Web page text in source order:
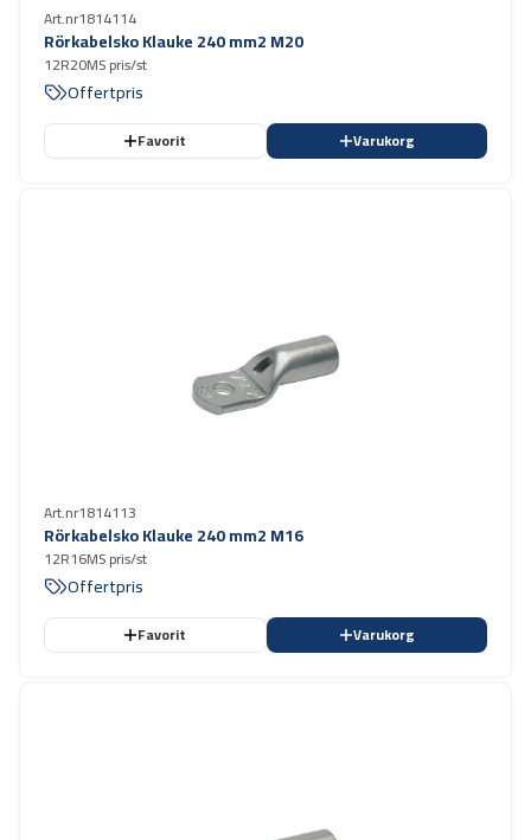
Art.nr1814114
Rörkabelsko Klauke 240 mm2 M20
12R20MS pris/st
Offertpris
Favorit Varukorg
Art.nr1814113
Rörkabelsko Klauke 240 mm2 M16
12R16MS pris/st
Offertpris
Favorit Varukorg